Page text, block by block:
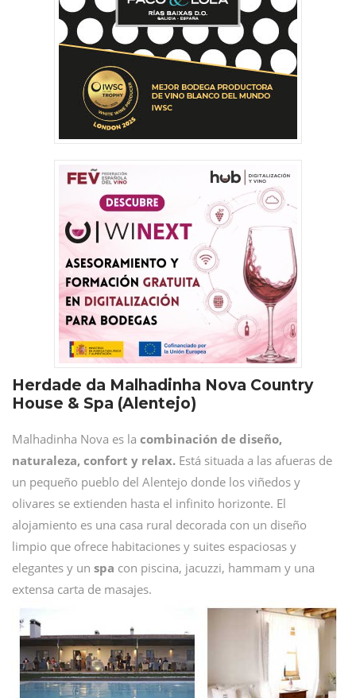
Herdade da Malhadinha Nova Country
House & Spa (Alentejo)
Malhadinha Nova es la combinación de diseño,
naturaleza, confort y relax. Está situada a las afueras de
un pequeño pueblo del Alentejo donde los viñedos y
olivares se extienden hasta el infinito horizonte. El
alojamiento es una casa rural decorada con un diseño
limpio que ofrece habitaciones y suites espaciosas y
elegantes y un spa con piscina, jacuzzi, hammam y una
extensa carta de masajes.